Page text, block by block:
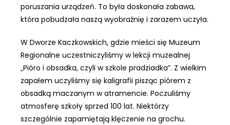
poruszaniaurządzeń. To była doskonała zabawa,
która pobudzała naszą wyobraźnię i zarazem uczyła.
W Dworze Kaczkowskich, gdzie mieści się Muzeum
Regionalne uczestniczyliśmy w lekcji muzealnej
„Pióro i obsadka, czyli w szkole pradziadka”. Z wielkim
zapałem uczyliśmy się kaligrafii pisząc piórem z
obsadką maczanym w atramencie. Poczuliśmy
atmosferę szkoły sprzed 100 lat. Niektórzy
szczególnie zapamiętają klęczenie na grochu.